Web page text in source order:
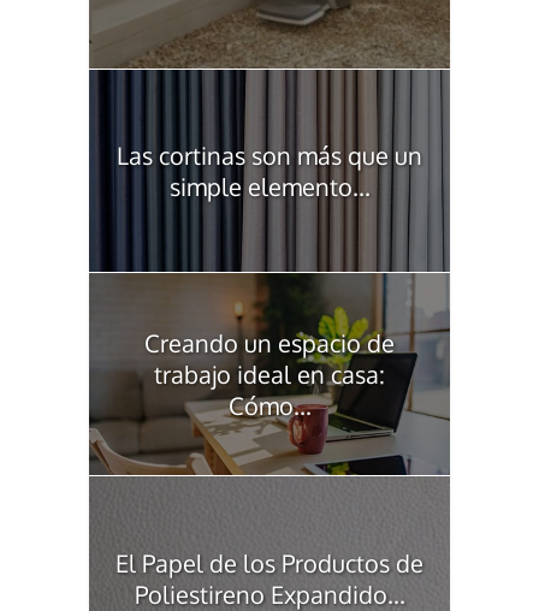
Las cortinas son más que un
simple elemento...
Creando un espacio de
trabajo ideal en casa:
Cómo...
El Papel de los Productos de
Poliestireno Expandido...